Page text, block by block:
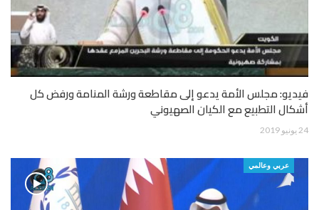
فيديو: مجلس الأمة يدعو إلى مقاطعة ورشة المنامة ورفض كل
أشكال التطبيع مع الكيان الصهيوني
24 يونيو 2019
عربي وعالمي